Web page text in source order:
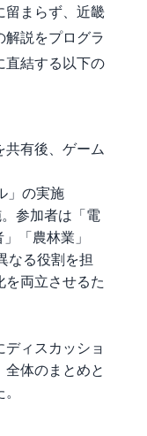
留まらず、近畿
説をプログラ
直結する以下の
共有後、ゲーム
」の実施
参加者は「電
「農林業」
なる役割を担
両立させるた
ィスカッショ
体のまとめと